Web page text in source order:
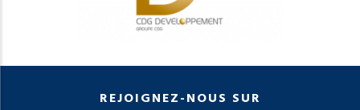
REJOIGNEZ-NOUS SUR